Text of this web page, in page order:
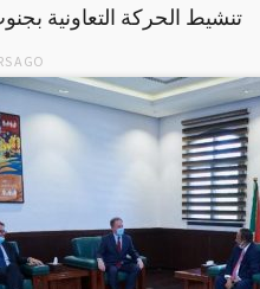
تنشيط الحركة التعاونية
AGO